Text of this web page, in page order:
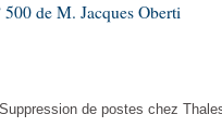
de M. Jacques Oberti
de postes chez